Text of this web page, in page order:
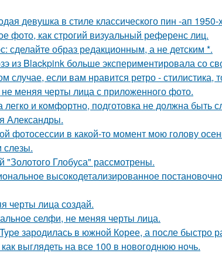
девушка в стиле классического пин -ап 1950-
фото, как строгий визуальный референс лиц.
сделайте образ редакционным, а не детским *.
из Blackpink больше экспериментировала со
случае, если вам нравится ретро - стилистика,
меняя черты лица с приложенного фото.
и комфортно, подготовка не должна быть
Александры.
фотосессии в какой-то момент мою голову
слезы.
"Золотого Глобуса" рассмотрены.
высокодетализированное
черты лица создай.
селфи, не меняя черты лица.
зародилась в южной Корее, а после быстро
выглядеть на все 100 в новогоднюю ночь.